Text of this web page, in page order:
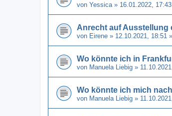
von Yessica » 16.01.2022,
Anrecht auf Ausstellung
von Eirene » 12.10.2021, 18:51
Wo könnte ich in
von Manuela Liebig »
Wo könnte ich mich
von Manuela Liebig »